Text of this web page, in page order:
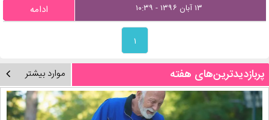
۱۳ آبان ۱۳۹۶ - ۱۰:۳۹ ادامه
۱
پربازدیدترین‌های هفته موارد بیشتر